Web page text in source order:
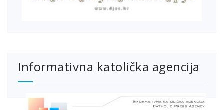
Informativna katolička agencija